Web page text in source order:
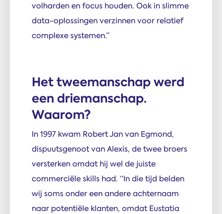
volharden en focus houden. Ook in slimme
data-oplossingen verzinnen voor relatief
complexe systemen.”
Het tweemanschap werd
een driemanschap.
Waarom?
In 1997 kwam Robert Jan van Egmond,
dispuutsgenoot van Alexis, de twee broers
versterken omdat hij wel de juiste
commerciële skills had. “In die tijd belden
wij soms onder een andere achternaam
naar potentiële klanten, omdat Eustatia